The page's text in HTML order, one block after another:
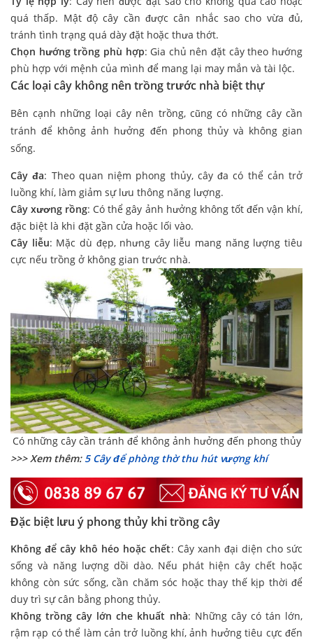
quá thấp. Mật độ cây cần được cân nhắc sao cho vừa đủ,
tránh tình trạng quá dày đặt hoặc thưa thớt.
Chọn hướng trồng phù hợp: Gia chủ nên đặt cây theo hướng
phù hợp với mệnh của mình để mang lại may mắn và tài lộc.
Các loại cây không nên trồng trước nhà biệt thự
Bên cạnh những loại cây nên trồng, cũng có những cây cần
tránh để không ảnh hưởng đến phong thủy và không gian
sống.
Cây đa: Theo quan niệm phong thủy, cây đa có thể cản trở
luồng khí, làm giảm sự lưu thông năng lượng.
Cây xương rồng: Có thể gây ảnh hưởng không tốt đến vận khí,
đặc biệt là khi đặt gần cửa hoặc lối vào.
Cây liễu: Mặc dù đẹp, nhưng cây liễu mang năng lượng tiêu
cực nếu trồng ở không gian trước nhà.
Có những cây cần tránh để không ảnh hưởng đến phong thủy
>>> Xem thêm: 5 Cây để phòng thờ thu hút vượng khí
Đặc biệt lưu ý phong thủy khi trồng cây
Không để cây khô héo hoặc chết: Cây xanh đại diện cho sức
sống và năng lượng dồi dào. Nếu phát hiện cây chết hoặc
không còn sức sống, cần chăm sóc hoặc thay thế kịp thời để
duy trì sự cân bằng phong thủy.
Không trồng cây lớn che khuất nhà: Những cây có tán lớn,
rậm rạp có thể làm cản trở luồng khí, ảnh hưởng tiêu cực đến